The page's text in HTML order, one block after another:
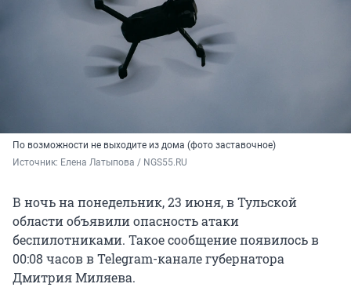
По возможности не выходите из дома (фото заставочное)
Источник: Елена Латыпова / NGS55.RU
В ночь на понедельник, 23 июня, в Тульской
области объявили опасность атаки
беспилотниками. Такое сообщение появилось в
00:08 часов в Telegram-канале губернатора
Дмитрия Миляева.